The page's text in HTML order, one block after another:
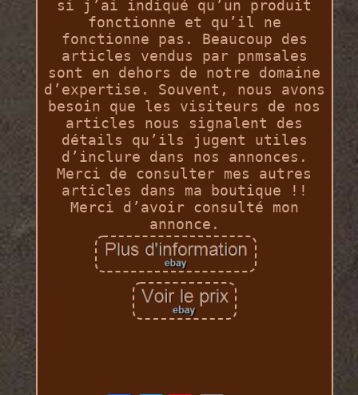
si j’ai indiqué qu’un produit
fonctionne et qu’il ne
fonctionne pas. Beaucoup des
articles vendus par pnmsales
sont en dehors de notre domaine
d’expertise. Souvent, nous avons
besoin que les visiteurs de nos
articles nous signalent des
détails qu’ils jugent utiles
d’inclure dans nos annonces.
Merci de consulter mes autres
articles dans ma boutique !!
Merci d’avoir consulté mon
annonce.